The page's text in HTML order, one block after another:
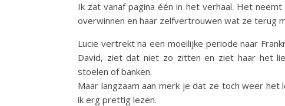
Ik zat vanaf pagina één in het verhaal. Het
overwinnen en haar zelfvertrouwen wat ze terug
Lucie vertrekt na een moeilijke periode naar
David, ziet dat niet zo zitten en ziet haar het
stoelen of banken.
Maar langzaam aan merk je dat ze toch weer
ik erg prettig lezen.